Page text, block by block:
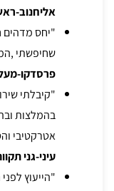
אליחנוב-
"יחס מדהים
שחיפשתי ,המשלוח
פרסדקו-
"קיבלתי
בהמלצות
אטרקטיבי
עיני-גני
"הייעוץ